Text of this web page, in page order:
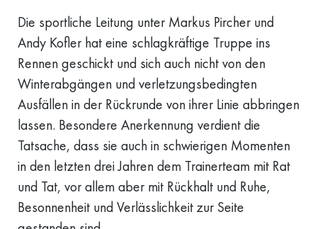
Die sportliche Leitung unter Markus Pircher und
Andy Kofler hat eine schlagkräftige Truppe ins
Rennen geschickt und sich auch nicht von den
Winterabgängen und verletzungsbedingten
Ausfällen in der Rückrunde von ihrer Linie abbringen
lassen. Besondere Anerkennung verdient die
Tatsache, dass sie auch in schwierigen Momenten
in den letzten drei Jahren dem Trainerteam mit Rat
und Tat, vor allem aber mit Rückhalt und Ruhe,
Besonnenheit und Verlässlichkeit zur Seite